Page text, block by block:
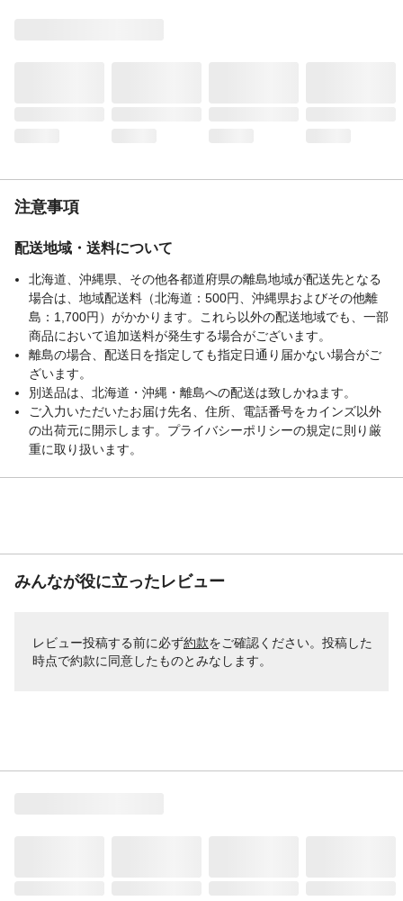
注意事項
配送地域・送料について
北海道、沖縄県、その他各都道府県の離島地域が配送先となる
場合は、地域配送料（北海道：500円、沖縄県およびその他離
島：1,700円）がかかります。これら以外の配送地域でも、一部
商品において追加送料が発生する場合がございます。
離島の場合、配送日を指定しても指定日通り届かない場合がご
ざいます。
別送品は、北海道・沖縄・離島への配送は致しかねます。
ご入力いただいたお届け先名、住所、電話番号をカインズ以外
の出荷元に開示します。プライバシーポリシーの規定に則り厳
重に取り扱います。
みんなが役に立ったレビュー
レビュー投稿する前に必ず約款をご確認ください。投稿した
時点で約款に同意したものとみなします。